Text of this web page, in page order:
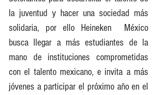
la juventud y hacer una sociedad más
solidaria, por ello Heineken  México
busca llegar a más estudiantes de la
mano de instituciones comprometidas
con el talento mexicano, e invita a más
jóvenes a participar el próximo año en el